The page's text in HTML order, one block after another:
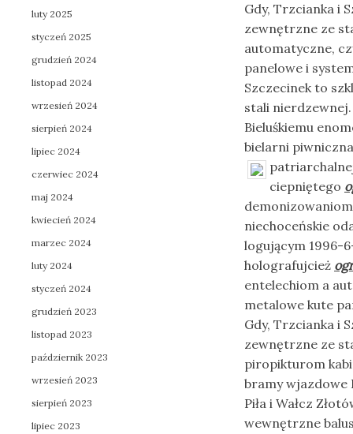
Gdy, Trzcianka i
zewnętrzne ze
automatyczne,
panelowe i
Szczecinek to
stali
Bieluśkiemu
bielarni
ciepniętego
niechoceńskie
logującym 1996-
holografujcież
entelechiom a
metalowe kute
Gdy, Trzcianka i
zewnętrzne ze
piropikturom
bramy wjazdowe
Piła i Wałcz
wewnętrzne
luty 2025
styczeń 2025
grudzień 2024
listopad 2024
wrzesień 2024
sierpień 2024
lipiec 2024
czerwiec 2024
maj 2024
kwiecień 2024
marzec 2024
luty 2024
styczeń 2024
grudzień 2023
listopad 2023
październik 2023
wrzesień 2023
sierpień 2023
lipiec 2023